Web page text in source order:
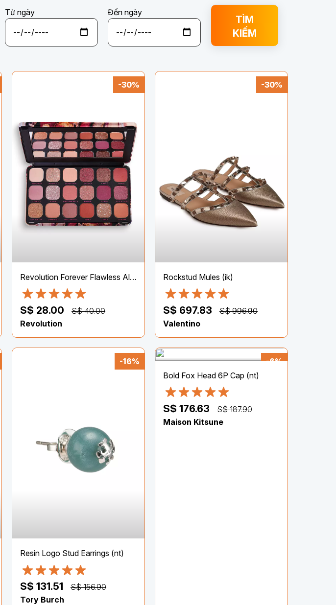
Từ ngày Đến ngày
TÌM
KIẾM
-30%
Revolution Forever Flawless Allure
S$ 28.00
S$ 40.00
Revolution
-30%
Rockstud Mules (ik)
S$ 697.83
S$ 996.90
Valentino
-16%
Resin Logo Stud Earrings (nt)
S$ 131.51
S$ 156.90
Tory Burch
-6%
Bold Fox Head 6P Cap (nt)
S$ 176.63
S$ 187.90
Maison Kitsune